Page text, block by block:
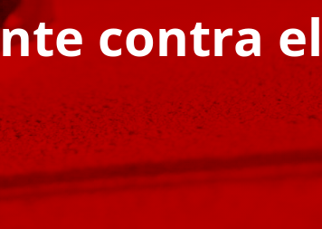
contra